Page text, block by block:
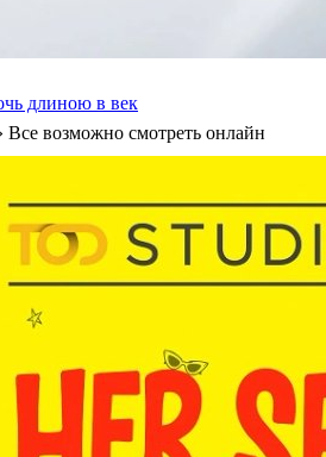
длиною в век
Все возможно смотреть онлайн